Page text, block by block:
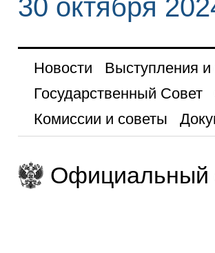
30 октября
Новости
Выступления
Государственный Совет
Комиссии и советы
Официальный